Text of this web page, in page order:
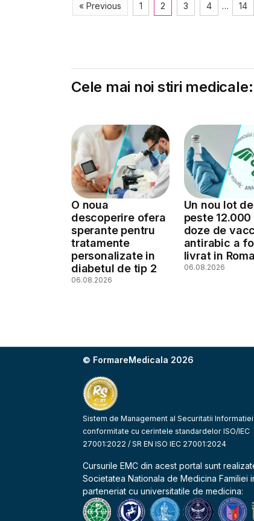
« Previous 1 2 3 4 … 14
Cele mai noi stiri medicale:
O noua
descoperire ofera
sperante pentru
tratamente
personalizate in
diabetul de tip 2
06.08.2026
Un nou lot de
peste 12.000
doze de
antirabic a
livrat in
06.08.2026
© FormareMedicala 2026
Sistem de Management al Securitatii Informatiei
conformitate cu cerintele standardelor ISO/IEC
27001:2022 / SR EN ISO IEC 27001:2024
Cursurile EMC din acest portal sunt
Societatea Nationala de Medicina Familiei
parteneriat cu universitatile de medicina: